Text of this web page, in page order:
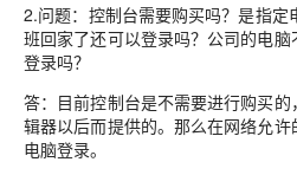
2.问题：控制台需要购买吗？是指
班回家了还可以登录吗？公司的电
登录吗？
答：目前控制台是不需要进行购买
辑器以后而提供的。那么在网络允
电脑登录。